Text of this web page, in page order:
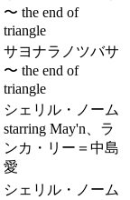
〜 the end of
triangle
サヨナラノツバサ
〜 the end of
triangle
シェリル・ノーム
starring May'n、ラ
ンカ・リー＝中島
愛
シェリル・ノーム